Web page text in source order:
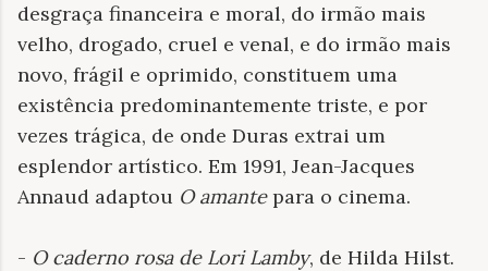
desgraça financeira e moral, do irmão mais
velho, drogado, cruel e venal, e do irmão mais
novo, frágil e oprimido, constituem uma
existência predominantemente triste, e por
vezes trágica, de onde Duras extrai um
esplendor artístico. Em 1991, Jean-Jacques
Annaud adaptou O amantepara o cinema.
- O caderno rosa de Lori Lamby, de Hilda Hilst.